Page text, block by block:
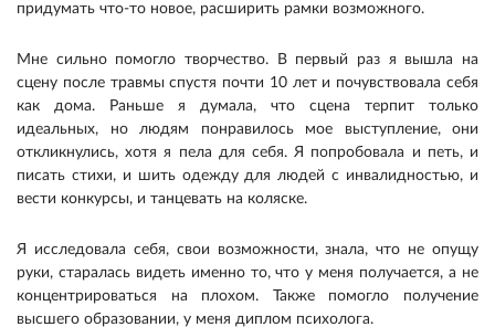
придумать что-то новое, расширить рамки возможного.
Мне сильно помогло творчество. В первый раз я вышла на
сцену после травмы спустя почти 10 лет и почувствовала себя
как дома. Раньше я думала, что сцена терпит только
идеальных, но людям понравилось мое выступление, они
откликнулись, хотя я пела для себя. Я попробовала и петь, и
писать стихи, и шить одежду для людей с инвалидностью, и
вести конкурсы, и танцевать на коляске.
Я исследовала себя, свои возможности, знала, что не опущу
руки, старалась видеть именно то, что у меня получается, а не
концентрироваться на плохом. Также помогло получение
высшего образовании, у меня диплом психолога.